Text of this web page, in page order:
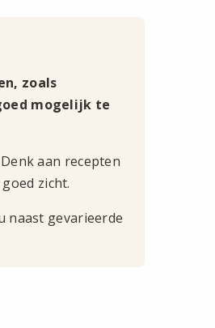
zoals
mogelijk te
aan recepten
zicht.
naast gevarieerde